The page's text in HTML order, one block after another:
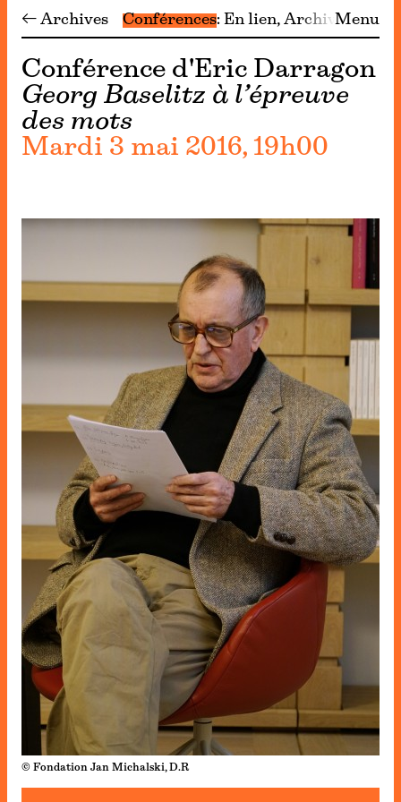
← Archives Conférences En lien ArchivesMenu
Conférence d'Eric Darragon
Georg Baselitz à l’épreuve
des mots
Mardi 3 mai 2016, 19h00
© Fondation Jan Michalski, D.R